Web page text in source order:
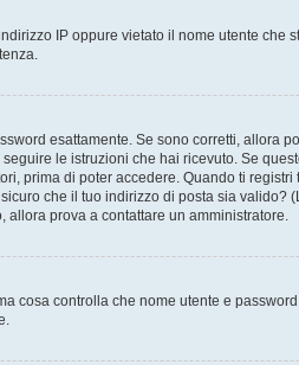
IP oppure vietato il nome utente
esattamente. Se sono corretti,
le istruzioni che hai ricevuto. Se
prima di poter accedere. Quando ti
che il tuo indirizzo di posta sia
allora prova a contattare un amministratore.
cosa controlla che nome utente e